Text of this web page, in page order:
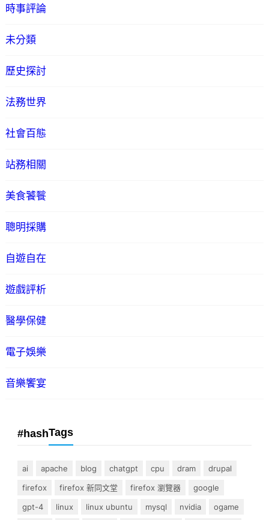
時事評論
未分類
歷史探討
法務世界
社會百態
站務相關
美食饕餮
聰明採購
自遊自在
遊戲評析
醫學保健
電子娛樂
音樂饗宴
#hashTags
ai apache blog chatgpt cpu dram
drupal
firefox
firefox 新同文堂 firefox 瀏覽器
google
gpt-4
linux linux ubuntu mysql nvidia
ogame